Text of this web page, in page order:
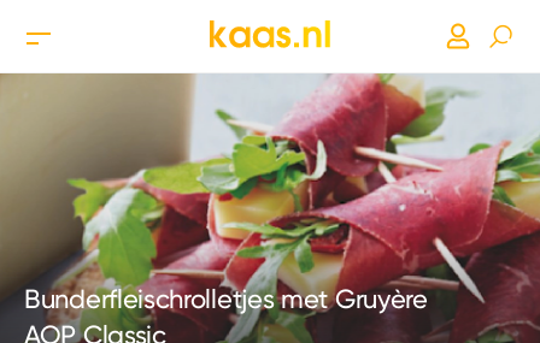
Bunderfleischrolletjes met Gruyère
AOP Classic